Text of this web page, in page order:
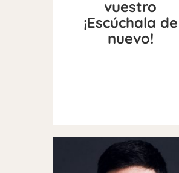
vuestro
¡Escúchala de
nuevo!